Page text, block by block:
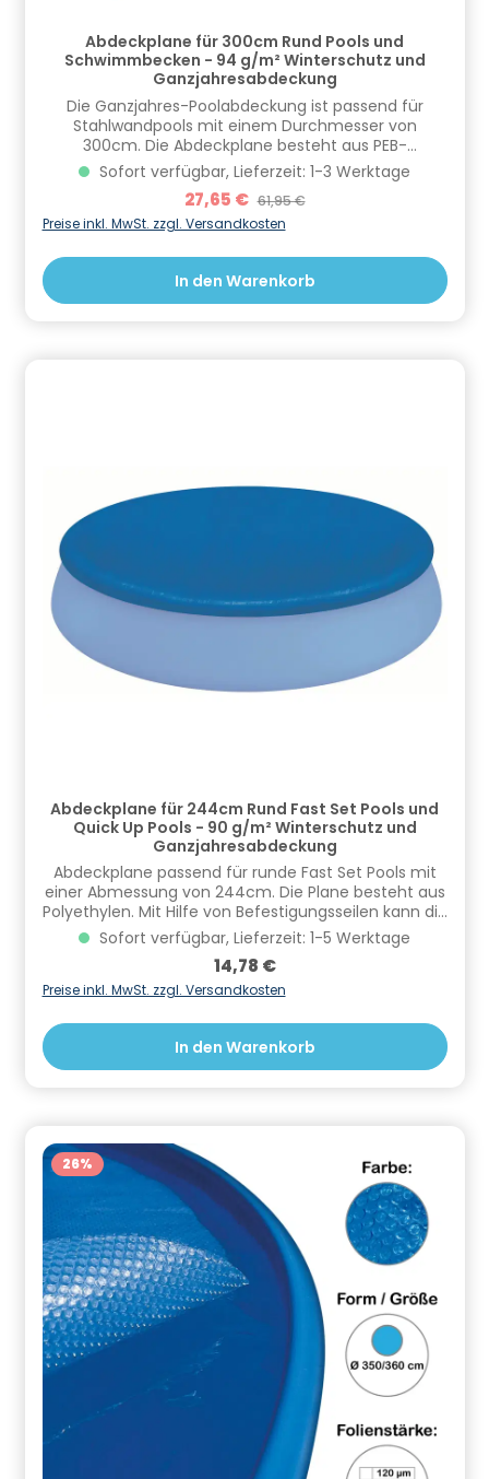
Abdeckplane für 300cm Rund Pools und
Schwimmbecken - 94 g/m² Winterschutz und
Ganzjahresabdeckung
Die Ganzjahres-Poolabdeckung ist passend für
Stahlwandpools mit einem Durchmesser von
300cm. Die Abdeckplane besteht aus PEB-
Gittergewebe und hat ein tatsächliches Maß von
360cm und eine Stärke von 94g/m². Mit Hilfe eines
mitgelieferten Spannseils und eines Spannschloss
kann die Plane einfach befestigt und gesichert
die Unterseite schwarz beschichtet. Im
Sommer verhindert sie einen Wärmeverlust über die
Wasseroberfläche. Durch die stabile Ausführung
Person: CF Group Deutschland GmbH,
Bahnhofstraße 68, 73240 Wendlingen, DE,
Sofort verfügbar, Lieferzeit: 1-3 Werktage
Verkaufspreis:
27,65 € Regulärer Preis:
61,95 €
Preise inkl. MwSt. zzgl. Versandkosten
In den Warenkorb
Abdeckplane für 244cm Rund Fast Set Pools und
Quick Up Pools - 90 g/m² Winterschutz und
Ganzjahresabdeckung
Abdeckplane passend für runde Fast Set Pools mit
einer Abmessung von 244cm. Die Plane besteht aus
Polyethylen. Mit Hilfe von Befestigungsseilen kann die
Plane einfach befestigt und gesichert werden.
Verhindert das Algenwachstum und schützt vor
Verschmutzungen. Informationen zur
Produktsicherheit Hersteller/EU Verantwortliche
Bahnhofstraße 68, 73240 Wendlingen, DE,
info.de@cf.group, +4970244048100
Gefahrstoffhinweise (falls vorhanden):
Sofort verfügbar, Lieferzeit: 1-5 Werktage
Regulärer Preis:
14,78 €
Preise inkl. MwSt. zzgl. Versandkosten
In den Warenkorb
26%